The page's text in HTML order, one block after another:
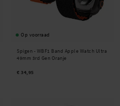
Op voorraad
Spigen - WBF1 Band Apple Watch Ultra
49mm 3rd Gen Oranje
€ 34,95